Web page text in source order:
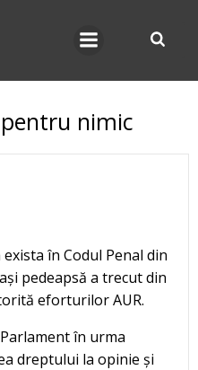
nimic
în Codul Penal din
pedeapsă a trecut din
eforturilor AUR.
în urma
dreptului la opinie și